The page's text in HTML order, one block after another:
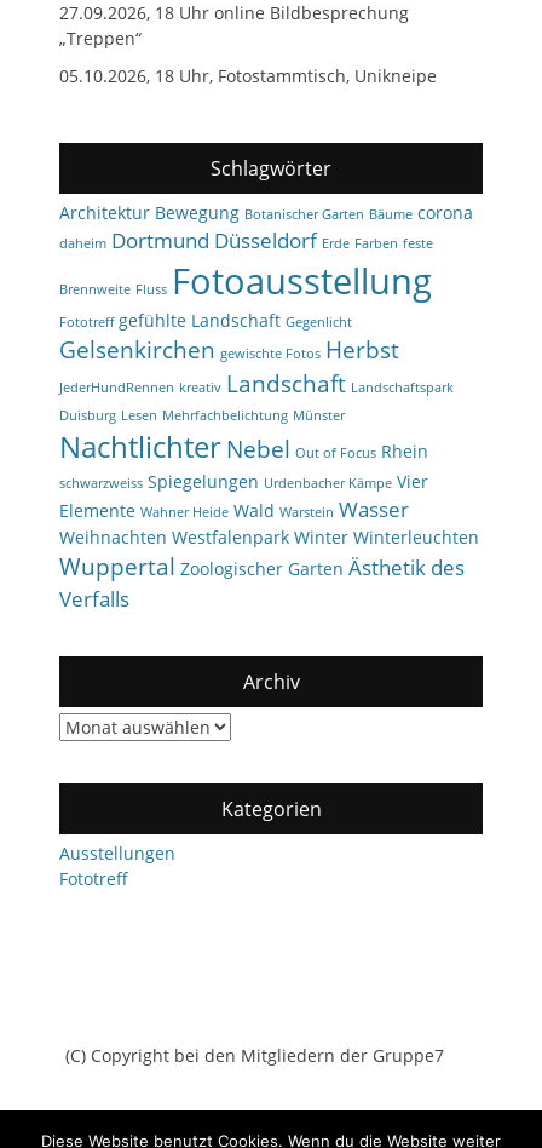
27.09.2026, 18 Uhr online Bildbesprechung
„Treppen“
05.10.2026, 18 Uhr, Fotostammtisch, Unikneipe
Schlagwörter
Architektur Bewegung Botanischer Garten Bäume corona
daheim Dortmund Düsseldorf Erde Farben feste
Brennweite Fluss Fotoausstellung
Fototreff gefühlte Landschaft Gegenlicht
Gelsenkirchen gewischte Fotos Herbst
JederHundRennen kreativ Landschaft Landschaftspark
Duisburg Lesen Mehrfachbelichtung Münster
NachtlichterNebel Out of Focus Rhein
schwarzweiss Spiegelungen Urdenbacher Kämpe Vier
Elemente Wahner Heide Wald Warstein Wasser
Weihnachten Westfalenpark Winter Winterleuchten
Wuppertal Zoologischer Garten Ästhetik des
Verfalls
Archiv
Archiv
Kategorien
Ausstellungen
Fototreff
(C) Copyright bei den Mitgliedern der Gruppe7
Diese Website benutzt Cookies. Wenn du die Website weiter